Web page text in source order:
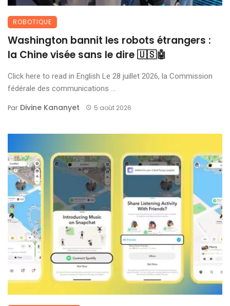
ROBOTIQUE
Washington bannit les robots étrangers :
la Chine visée sans le dire 🇺🇸🤖
Click here to read in English Le 28 juillet 2026, la Commission
fédérale des communications ...
Par Divine Kananyet 5 août 2026